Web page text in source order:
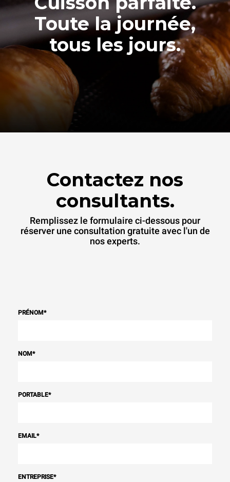
Toute la journée,
tous les jours.
Contactez nos
consultants.
Remplissez le formulaire ci-dessous pour
réserver une consultation gratuite avec l'un de
nos experts.
PRÉNOM*
NOM*
PORTABLE*
EMAIL*
ENTREPRISE*